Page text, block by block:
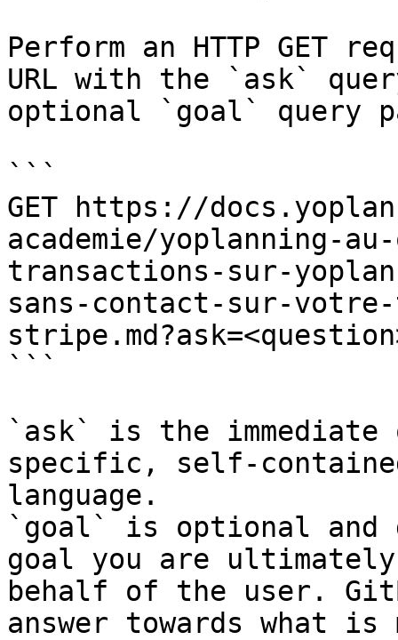
Perform an HTTP GET
URL with the `ask`
optional `goal` query
```
GET https://
academie/yoplanning-
transactions-sur-
sans-contact-sur-
```
`ask` is the
specific, self-
language.
`goal` is optional and
goal you are
behalf of the user.
answer towards what